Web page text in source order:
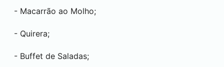
- Macarrão ao Molho;
- Quirera;
- Buffet de Saladas;